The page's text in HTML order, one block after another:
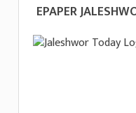
EPAPER